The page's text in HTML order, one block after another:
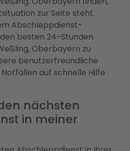
zur Seite steht.
Abschleppdienst-
besten 24-Stunden
Oberbayern zu
benutzerfreundliche
auf schnelle Hilfe
nächsten
in meiner